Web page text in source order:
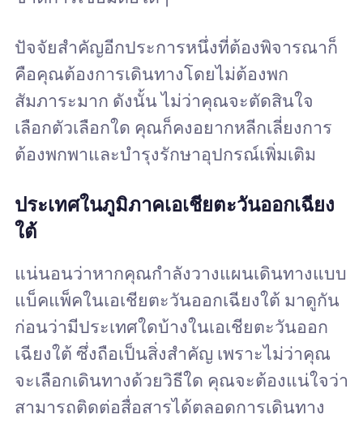
ปัจจัยสำคัญอีกประการหนึ่งที่ต้องพิจารณาก็
คือคุณต้องการเดินทางโดยไม่ต้องพก
สัมภาระมาก ดังนั้น ไม่ว่าคุณจะตัดสินใจ
เลือกตัวเลือกใด คุณก็คงอยากหลีกเลี่ยงการ
ต้องพกพาและบำรุงรักษาอุปกรณ์เพิ่มเติม
ประเทศในภูมิภาคเอเชียตะวันออกเฉียง
ใต้
แน่นอนว่าหากคุณกำลังวางแผนเดินทางแบบ
แบ็คแพ็คในเอเชียตะวันออกเฉียงใต้ มาดูกัน
ก่อนว่ามีประเทศใดบ้างในเอเชียตะวันออก
เฉียงใต้ ซึ่งถือเป็นสิ่งสำคัญ เพราะไม่ว่าคุณ
จะเลือกเดินทางด้วยวิธีใด คุณจะต้องแน่ใจว่า
สามารถติดต่อสื่อสารได้ตลอดการเดินทาง